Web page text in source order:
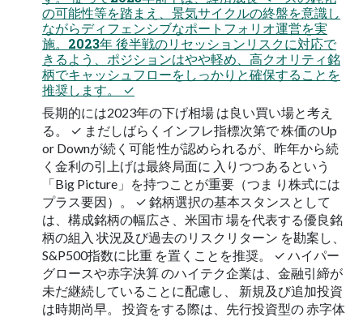
の可能性等を踏まえ、景気サイクルの終盤を意識し
ながらディフェンシブなポートフォリオ運営を実
施。2023年 後半戦のリセッションリスクに対応で
きるよう、ポジションはやや軽め、高クオリティ銘
柄でキャッシュフローをしっかりと確保することを
推奨します。 ✓
長期的には2023年の下げ相場 は良い買い場と考え
る。 ✓ まだしばらくインフレ指標次第で 株価のUp
or Downが続く可能 性が認められるが、昨年から続
く金利の引上げは最終局面に 入りつつあるという
「Big Picture」を持つことが重要（つま り株式には
プラス要因）。 ✓ 銘柄選択の基本スタンスとして
は、構成銘柄の幅広さ、米国市 場を代表する優良銘
柄の組入 状況及び過去のリスクリターン を勘案し、
S&P500指数に比重 を置くことを推奨。 ✓ ハイパー
グロースや赤字決算 のハイテク企業は、金融引締が
未だ継続していることに配慮し、 新規及び追加投資
は時期尚早。 投資をする際は、先行投資型の 赤字体